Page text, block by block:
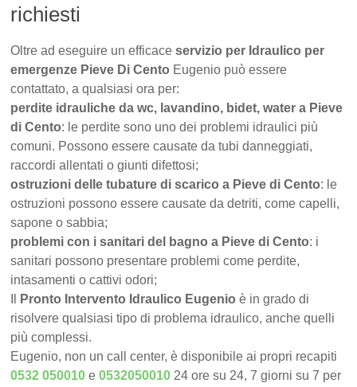
richiesti
Oltre ad eseguire un efficaceservizio per Idraulico per
emergenze Pieve Di Cento Eugenio può essere
contattato, a qualsiasi ora per:
perdite idrauliche da wc, lavandino, bidet, water a Pieve
di Cento: le perdite sono uno dei problemi idraulici più
comuni. Possono essere causate da tubi danneggiati,
raccordi allentati o giunti difettosi;
ostruzioni delle tubature di scarico a Pieve di Cento: le
ostruzioni possono essere causate da detriti, come capelli,
sapone o sabbia;
problemi con i sanitari del bagno a Pieve di Cento: i
sanitari possono presentare problemi come perdite,
intasamenti o cattivi odori;
Pronto Intervento Idraulico Eugenio è in grado di
risolvere qualsiasi tipo di problema idraulico, anche quelli
più complessi.
Eugenio, non un call center, è disponibile ai propri recapiti
0532 050010 e0532050010 24 ore su 24, 7 giorni su 7 per